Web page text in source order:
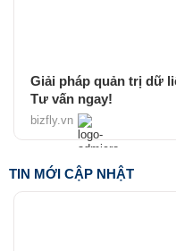
Giải pháp quản trị dữ
Tư vấn ngay!
bizfly.vn
TIN MỚI CẬP NHẬT